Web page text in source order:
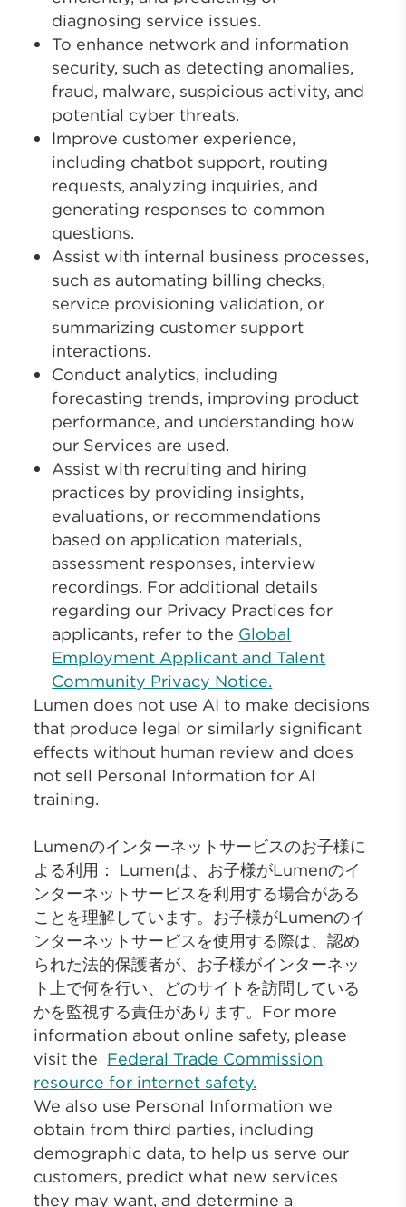
diagnosing service issues.
To enhance network and information
security, such as detecting anomalies,
fraud, malware, suspicious activity, and
potential cyber threats.
Improve customer experience,
including chatbot support, routing
requests, analyzing inquiries, and
generating responses to common
questions.
Assist with internal business processes,
such as automating billing checks,
service provisioning validation, or
summarizing customer support
interactions.
Conduct analytics, including
forecasting trends, improving product
performance, and understanding how
our Services are used.
Assist with recruiting and hiring
practices by providing insights,
evaluations, or recommendations
based on application materials,
assessment responses, interview
recordings. For additional details
regarding our Privacy Practices for
applicants, refer to the Global
Employment Applicant and Talent
Community Privacy Notice.
Lumen does not use AI to make decisions
that produce legal or similarly significant
effects without human review and does
not sell Personal Information for AI
training.
Lumenのインターネットサービスのお子様に
よる利用： Lumenは、お子様がLumenのイ
ンターネットサービスを利用する場合がある
ことを理解しています。お子様がLumenのイ
ンターネットサービスを使用する際は、認め
られた法的保護者が、お子様がインターネッ
ト上で何を行い、どのサイトを訪問している
かを監視する責任があります。For more
information about online safety, please
visit the Federal Trade Commission
resource for internet safety.
We also use Personal Information we
obtain from third parties, including
demographic data, to help us serve our
customers, predict what new services
they may want, and determine a